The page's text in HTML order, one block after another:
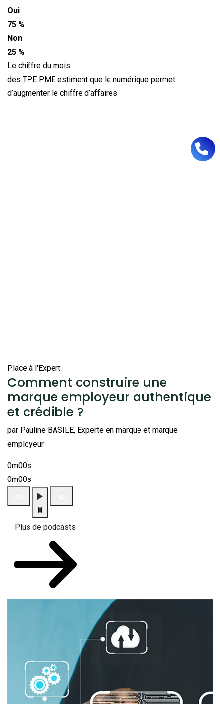
Oui
75 %
Non
25 %
Le chiffre du mois
des TPE PME estiment que le numérique permet
d’augmenter le chiffre d’affaires
Place à l'Expert
Comment construire une
marque employeur authentique
et crédible ?
par Pauline BASILE, Experte en marque et marque
employeur
0m00s
0m00s
Plus de podcasts